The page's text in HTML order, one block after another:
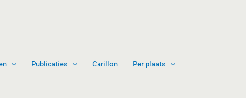
Publicaties Carillon
Per plaats